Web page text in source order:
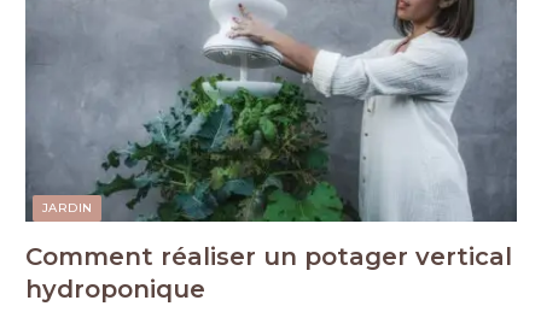
JARDIN
Comment réaliser un potager vertical
hydroponique